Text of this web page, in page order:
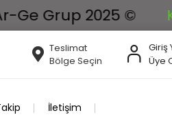
2025 © Kendi
Teslimat
Bölge Seçin
Giriş
Üye
İletişim